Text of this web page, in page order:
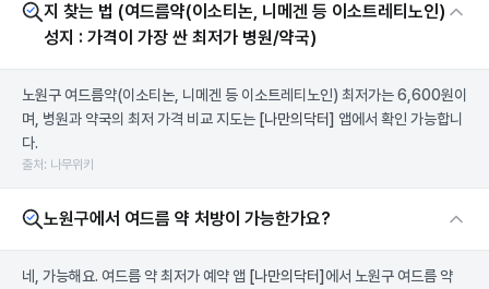
지 찾는 법 (여드름약(이소티논, 니메겐 등 이소트레티노인)
성지 : 가격이 가장 싼 최저가 병원/약국)
노원구 여드름약(이소티논, 니메겐 등 이소트레티노인) 최저가는 6,600원이
며, 병원과 약국의 최저 가격 비교 지도는 [나만의닥터] 앱에서 확인 가능합니
다.
출처: 나무위키
노원구에서 여드름 약 처방이 가능한가요?
네, 가능해요. 여드름 약 최저가 예약 앱 [나만의닥터] 에서 노원구 여드름 약